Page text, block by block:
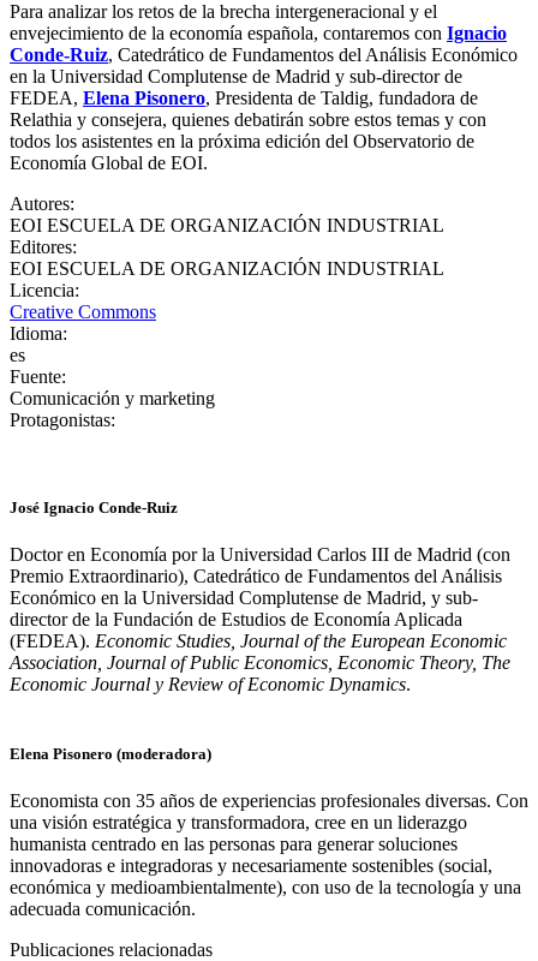
Para analizar los retos de la brecha intergeneracional y el
envejecimiento de la economía española, contaremos con Ignacio
Conde-Ruiz, Catedrático de Fundamentos del Análisis Económico
en la Universidad Complutense de Madrid y sub-director de
FEDEA, Elena Pisonero, Presidenta de Taldig, fundadora de
Relathia y consejera, quienes debatirán sobre estos temas y con
todos los asistentes en la próxima edición del Observatorio de
Economía Global de EOI.
Autores:
EOI ESCUELA DE ORGANIZACIÓN INDUSTRIAL
Editores:
EOI ESCUELA DE ORGANIZACIÓN INDUSTRIAL
Licencia:
Creative Commons
Idioma:
es
Fuente:
Comunicación y marketing
Protagonistas:
José Ignacio Conde-Ruiz
Doctor en Economía por la Universidad Carlos III de Madrid (con
Premio Extraordinario), Catedrático de Fundamentos del Análisis
Económico en la Universidad Complutense de Madrid, y sub-
director de la Fundación de Estudios de Economía Aplicada
(FEDEA). Economic Studies, Journal of the European Economic
Association, Journal of Public Economics, Economic Theory, The
Economic Journal y Review of Economic Dynamics.
Elena Pisonero (moderadora)
Economista con 35 años de experiencias profesionales diversas. Con
una visión estratégica y transformadora, cree en un liderazgo
humanista centrado en las personas para generar soluciones
innovadoras e integradoras y necesariamente sostenibles (social,
económica y medioambientalmente), con uso de la tecnología y una
adecuada comunicación.
Publicaciones relacionadas